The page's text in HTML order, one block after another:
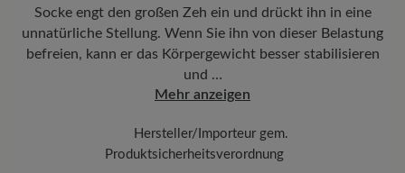
Socke engt den großen Zeh ein und drückt ihn in eine
unnatürliche Stellung. Wenn Sie ihn von dieser Belastung
befreien, kann er das Körpergewicht besser stabilisieren
und …
Mehr anzeigen
Hersteller/Importeur gem.
Produktsicherheitsverordnung